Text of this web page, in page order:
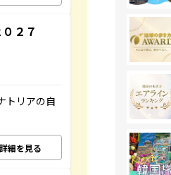
２７
トリアの自
詳細を見る